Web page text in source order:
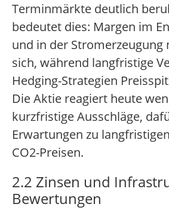
Terminmärkte deutlich
bedeutet dies: Margen im
und in der Stromerzeugung
sich, während langfristige
Hedging-Strategien
Die Aktie reagiert heute
kurzfristige Ausschläge,
Erwartungen zu
CO2-Preisen.
2.2 Zinsen und
Bewertungen